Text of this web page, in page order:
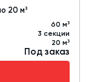
20 м³
60 м³
3 секции
20 м³
Под заказ